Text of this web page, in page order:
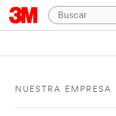
NUESTRA EMPRESA